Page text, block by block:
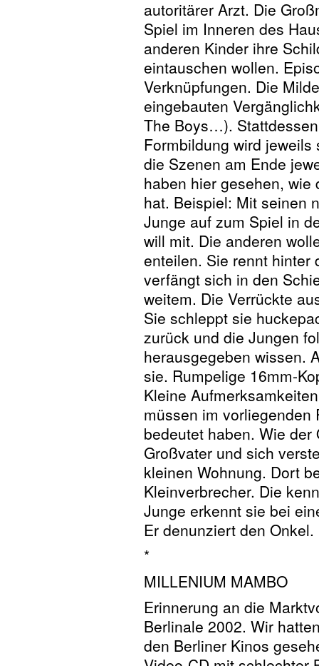
autoritärer Arzt. Die
Spiel im Inneren des
anderen Kinder ihre
eintauschen wollen.
Verknüpfungen. Die
eingebauten
The Boys…).
Formbildung wird
die Szenen am Ende
haben hier gesehen,
hat. Beispiel: Mit seinen
Junge auf zum Spiel in
will mit. Die anderen
enteilen. Sie rennt hinter
verfängt sich in den
weitem. Die Verrückte
Sie schleppt sie
zurück und die Jungen
herausgegeben wissen.
sie. Rumpelige 16mm-
Kleine
müssen im vorliegenden
bedeutet haben. Wie
Großvater und sich
kleinen Wohnung. Dort
Kleinverbrecher. Die
Junge erkennt sie bei
Er denunziert den Onkel.
*
MILLENIUM MAMBO
Erinnerung an die
Berlinale 2002. Wir
den Berliner Kinos